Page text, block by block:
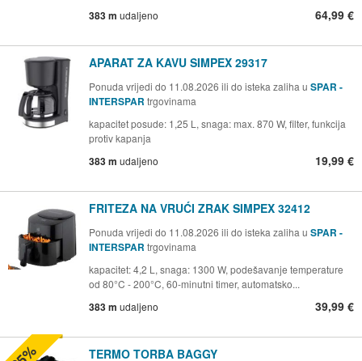
383 m udaljeno 64,99 €
APARAT ZA KAVU SIMPEX 29317
Ponuda vrijedi do 11.08.2026 ili do isteka zaliha u SPAR -
INTERSPAR trgovinama
kapacitet posude: 1,25 L, snaga: max. 870 W, filter, funkcija
protiv kapanja
383 m udaljeno 19,99 €
FRITEZA NA VRUĆI ZRAK SIMPEX 32412
Ponuda vrijedi do 11.08.2026 ili do isteka zaliha u SPAR -
INTERSPAR trgovinama
kapacitet: 4,2 L, snaga: 1300 W, podešavanje temperature
od 80°C - 200°C, 60-minutni timer, automatsko...
383 m udaljeno 39,99 €
TERMO TORBA BAGGY